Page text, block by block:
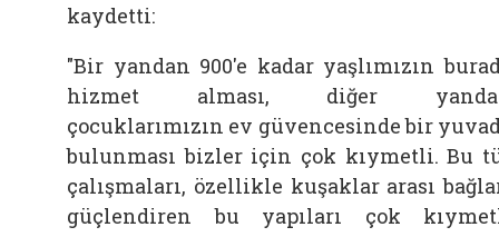
kaydetti:
"Bir yandan 900'e kadar yaşlımızın
hizmet alması, diğer
çocuklarımızın ev güvencesinde bir
bulunması bizler için çok kıymetli. Bu
çalışmaları, özellikle kuşaklar arası
güçlendiren bu yapıları çok